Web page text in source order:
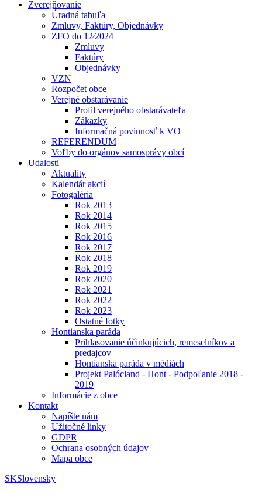
Zverejňovanie
Úradná tabuľa
Zmluvy, Faktúry, Objednávky
ZFO do 12⁄2024
Zmluvy
Faktúry
Objednávky
VZN
Rozpočet obce
Verejné obstarávanie
Profil verejného obstarávateľa
Zákazky
Informačná povinnosť k VO
REFERENDUM
Voľby do orgánov samosprávy obcí
Udalosti
Aktuality
Kalendár akcií
Fotogaléria
Rok 2013
Rok 2014
Rok 2015
Rok 2016
Rok 2017
Rok 2018
Rok 2019
Rok 2020
Rok 2021
Rok 2022
Rok 2023
Ostatné fotky
Hontianska paráda
Prihlasovanie účinkujúcich, remeselníkov a
predajcov
Hontianska paráda v médiách
Projekt Palócland - Hont - Podpoľanie 2018 -
2019
Informácie z obce
Kontakt
Napíšte nám
Užitočné linky
GDPR
Ochrana osobných údajov
Mapa obce
SKSlovensky